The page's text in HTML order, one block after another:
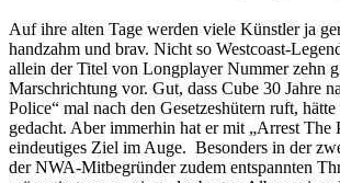
Auf ihre alten Tage werden viele Künstler ja
handzahm und brav. Nicht so Westcoast-
allein der Titel von Longplayer Nummer zehn
Marschrichtung vor. Gut, dass Cube 30 Jahre
Police“ mal nach den Gesetzeshütern ruft,
gedacht. Aber immerhin hat er mit „Arrest The
eindeutiges Ziel im Auge. Besonders in der
der NWA-Mitbegründer zudem entspannten